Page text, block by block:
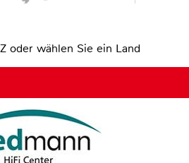
oder wählen Sie ein Land